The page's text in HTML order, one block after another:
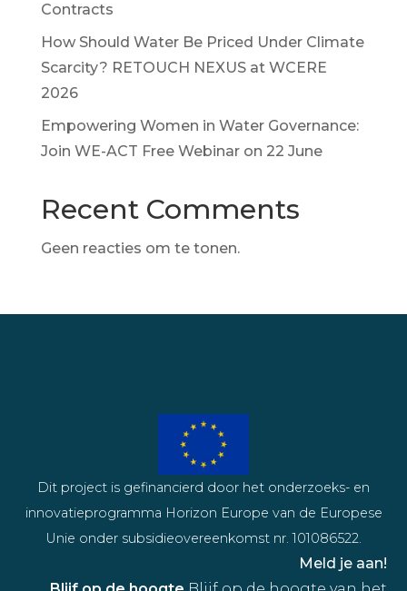
Contracts
How Should Water Be Priced Under Climate
Scarcity? RETOUCH NEXUS at WCERE
2026
Empowering Women in Water Governance:
Join WE-ACT Free Webinar on 22 June
Recent Comments
Geen reacties om te tonen.
Meld je aan!
Dit project is gefinancierd door het onderzoeks- en
innovatieprogramma Horizon Europe van de Europese
Unie onder subsidieovereenkomst nr. 101086522.